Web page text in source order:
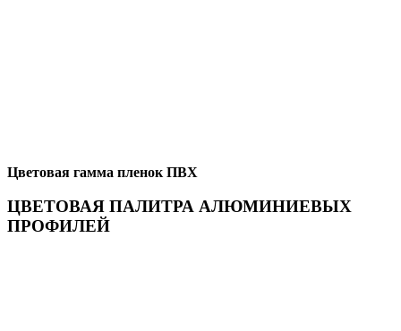
Цветовая гамма пленок ПВХ
ЦВЕТОВАЯ ПАЛИТРА АЛЮМИНИЕВЫХ
ПРОФИЛЕЙ